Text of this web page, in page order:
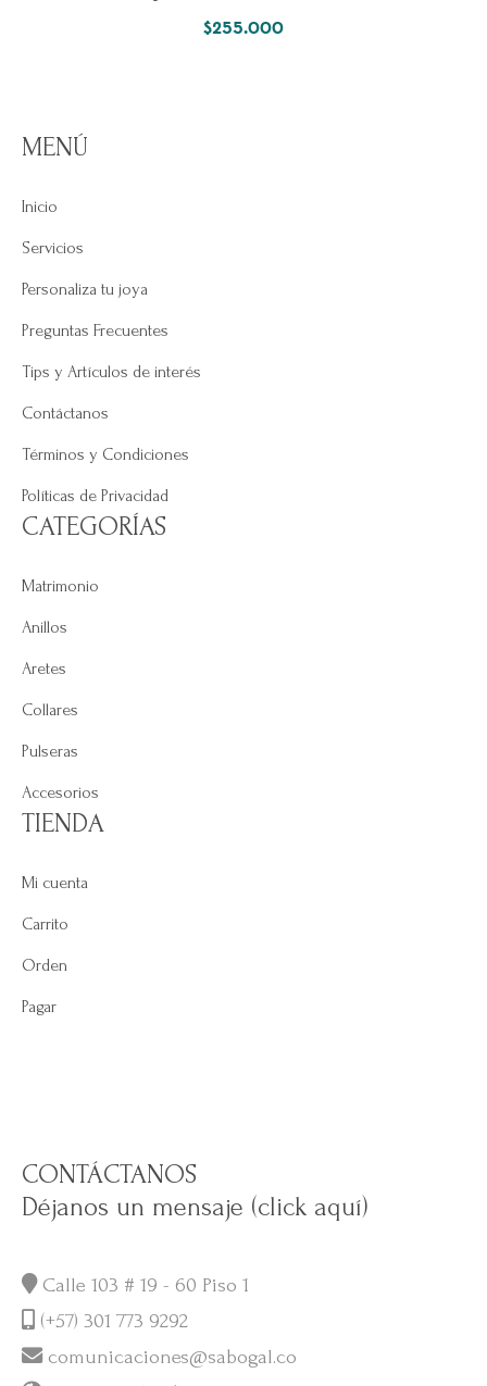
$255.000
MENÚ
Inicio
Servicios
Personaliza tu joya
Preguntas Frecuentes
Tips y Artículos de interés
Contáctanos
Términos y Condiciones
Políticas de Privacidad
CATEGORÍAS
Matrimonio
Anillos
Aretes
Collares
Pulseras
Accesorios
TIENDA
Mi cuenta
Carrito
Orden
Pagar
CONTÁCTANOS
Déjanos un mensaje (click aquí)
Calle 103 # 19 - 60 Piso 1
(+57) 301 773 9292
comunicaciones@sabogal.co